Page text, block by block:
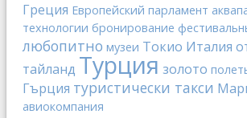
Греция Европейский парламент
технологии бронирование
любопитно музеи Токио Италия
тайланд Турция золото
Гърция туристически такси
авиокомпания